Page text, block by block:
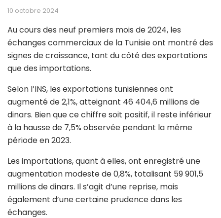
10 octobre 2024
Au cours des neuf premiers mois de 2024, les
échanges commerciaux de la Tunisie ont montré des
signes de croissance, tant du côté des exportations
que des importations.
Selon l’INS, les exportations tunisiennes ont
augmenté de 2,1%, atteignant 46 404,6 millions de
dinars. Bien que ce chiffre soit positif, il reste inférieur
à la hausse de 7,5% observée pendant la même
période en 2023.
Les importations, quant à elles, ont enregistré une
augmentation modeste de 0,8%, totalisant 59 901,5
millions de dinars. Il s’agit d’une reprise, mais
également d’une certaine prudence dans les
échanges.